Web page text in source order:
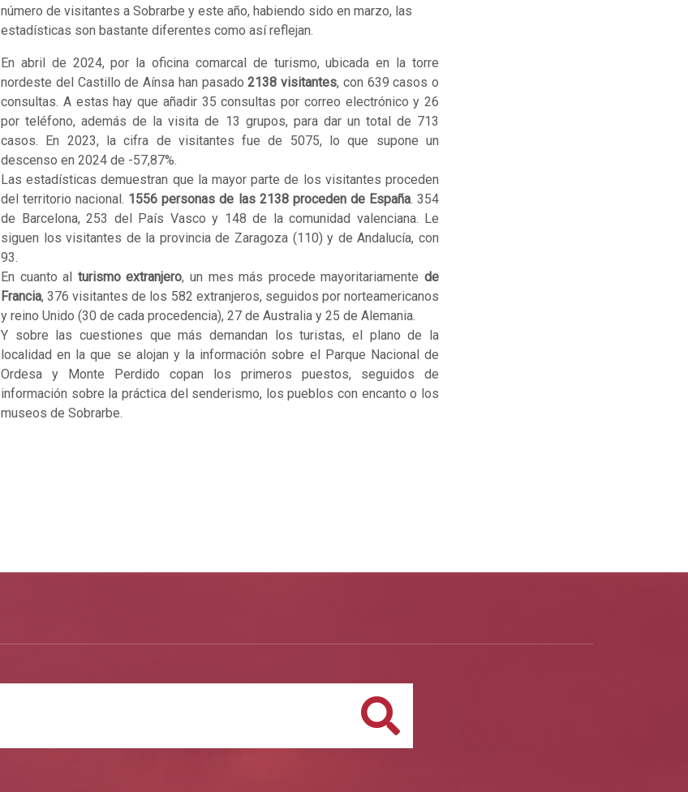
número de visitantes a Sobrarbe y este año, habiendo sido en marzo, las
estadísticas son bastante diferentes como así reflejan.
En abril de 2024, por la oficina comarcal de turismo, ubicada en la torre
nordeste del Castillo de Aínsa han pasado2138 visitantes, con 639 casos o
consultas. A estas hay que añadir 35 consultas por correo electrónico y 26
por teléfono, además de la visita de 13 grupos, para dar un total de 713
casos. En 2023, la cifra de visitantes fue de 5075, lo que supone un
descenso en 2024 de -57,87%.
Las estadísticas demuestran que la mayor parte de los visitantes proceden
del territorio nacional. 1556 personas de las 2138 proceden de España. 354
de Barcelona, 253 del País Vasco y 148 de la comunidad valenciana. Le
siguen los visitantes de la provincia de Zaragoza (110) y de Andalucía, con
93.
En cuanto al turismo extranjero, un mes más procede mayoritariamentede
Francia, 376 visitantes de los 582 extranjeros, seguidos por norteamericanos
y reino Unido (30 de cada procedencia), 27 de Australia y 25 de Alemania.
Y sobre las cuestiones que más demandan los turistas, el plano de la
localidad en la que se alojan y la información sobre el Parque Nacional de
Ordesa y Monte Perdido copan los primeros puestos, seguidos de
información sobre la práctica del senderismo, los pueblos con encanto o los
museos de Sobrarbe.
Buscar